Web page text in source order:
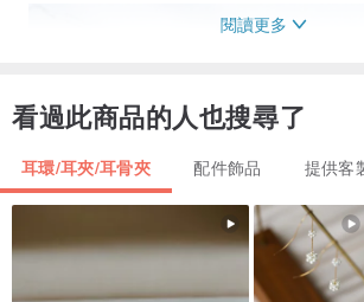
閱讀更多
看過此商品的人也搜尋了
耳環/耳夾/耳骨夾 配件飾品 提供客